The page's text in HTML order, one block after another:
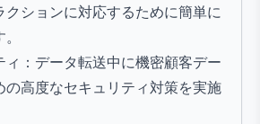
クションに対応するために簡単に
ィ：データ転送中に機密顧客デー
の高度なセキュリティ対策を実施